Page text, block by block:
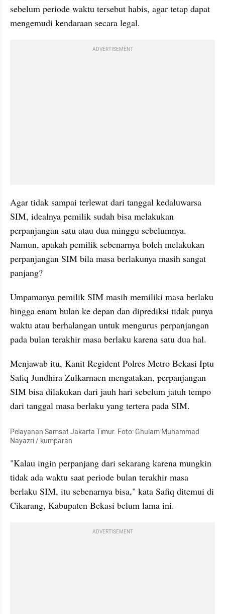
sebelum periode waktu tersebut habis, agar tetap dapat
mengemudi kendaraan secara legal.
ADVERTISEMENT
Agar tidak sampai terlewat dari tanggal kedaluwarsa
SIM, idealnya pemilik sudah bisa melakukan
perpanjangan satu atau dua minggu sebelumnya.
Namun, apakah pemilik sebenarnya boleh melakukan
perpanjangan SIM bila masa berlakunya masih sangat
panjang?
Umpamanya pemilik SIM masih memiliki masa berlaku
hingga enam bulan ke depan dan diprediksi tidak punya
waktu atau berhalangan untuk mengurus perpanjangan
pada bulan terakhir masa berlaku karena satu dua hal.
Menjawab itu, Kanit Regident Polres Metro Bekasi Iptu
Safiq Jundhira Zulkarnaen mengatakan, perpanjangan
SIM bisa dilakukan dari jauh hari sebelum jatuh tempo
dari tanggal masa berlaku yang tertera pada SIM.
Pelayanan Samsat Jakarta Timur. Foto: Ghulam Muhammad
Nayazri / kumparan
"Kalau ingin perpanjang dari sekarang karena mungkin
tidak ada waktu saat periode bulan terakhir masa
berlaku SIM, itu sebenarnya bisa," kata Safiq ditemui di
Cikarang, Kabupaten Bekasi belum lama ini.
ADVERTISEMENT